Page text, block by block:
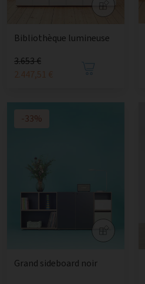
Bibliothèque lumineuse
3.653 €
2.447,51 €
-33%
Grand sideboard noir